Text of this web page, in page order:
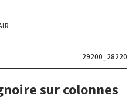
29200_28220
sur colonnes